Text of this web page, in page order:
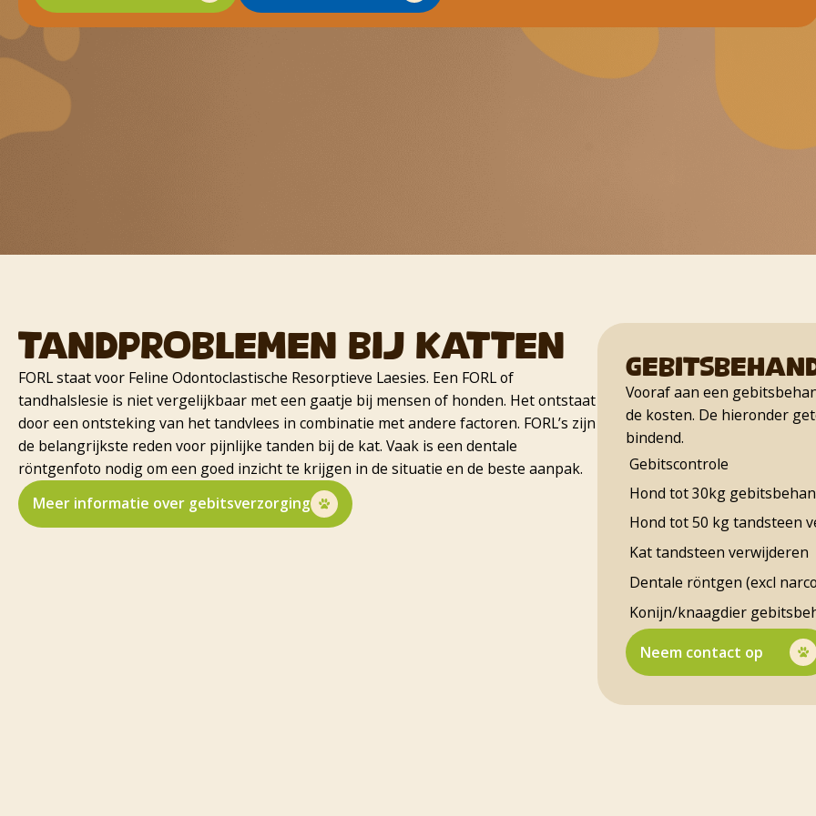
Tandproblemen bij katten
FORL staat voor Feline Odontoclastische Resorptieve Laesies. Een FORL of
tandhalslesie is niet vergelijkbaar met een gaatje bij mensen of honden. Het ontstaat
door een ontsteking van het tandvlees in combinatie met andere factoren. FORL’s zijn
de belangrijkste reden voor pijnlijke tanden bij de kat. Vaak is een dentale
röntgenfoto nodig om een goed inzicht te krijgen in de situatie en de beste aanpak.
Meer informatie over gebitsverzorging
Vooraf aan een
de kosten. De hieronder
bindend.
Gebitscontrole
Hond tot 30kg
Hond tot 50 kg tandsteen
Kat tandsteen verwijderen
Dentale röntgen (excl
Konijn/knaagdier
Neem contact op